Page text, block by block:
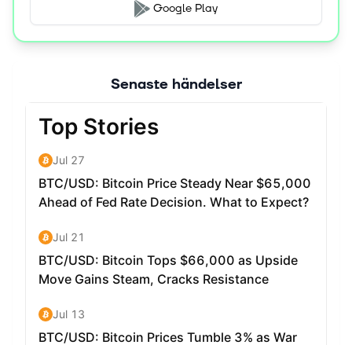
Google Play
Senaste händelser